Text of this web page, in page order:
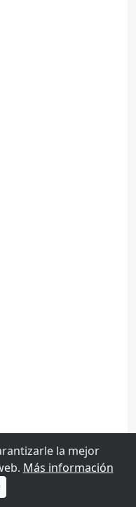
la mejor
Más información